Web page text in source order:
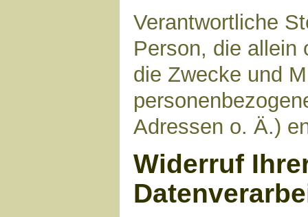
Verantwortliche
Person, die allein
die Zwecke und
Adressen o. Ä.)
Widerruf